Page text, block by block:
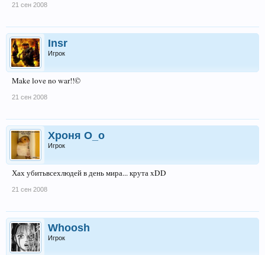
21 сен 2008
Insr
Игрок
Make love no war!!©
21 сен 2008
Хроня О_о
Игрок
Хах убитьвсехлюдей в день мира... крута xDD
21 сен 2008
Whoosh
Игрок